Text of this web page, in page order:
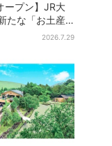
ープン】JR大
たな「お土産
銘菓バラ売り
2026.7.29